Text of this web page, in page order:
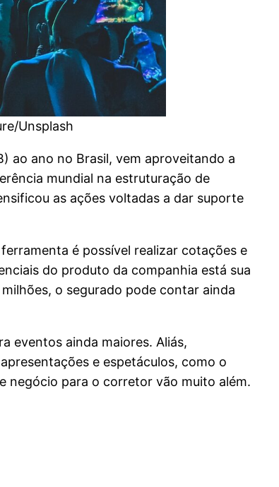
Unsplash
ao ano no Brasil, vem aproveitando a
mundial na estruturação de
as ações voltadas a dar suporte
é possível realizar cotações e
do produto da companhia está sua
o segurado pode contar ainda
eventos ainda maiores. Aliás,
e espetáculos, como o
negócio para o corretor vão muito além.